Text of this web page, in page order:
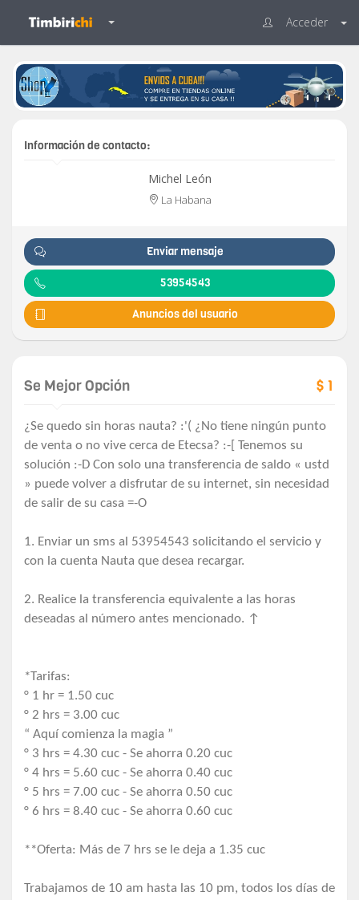
Acceder
Información de contacto:
Michel León
La Habana
Enviar mensaje
53954543
Anuncios del usuario
Se Mejor Opción $ 1
¿Se quedo sin horas nauta? :'( ¿No tiene ningún punto
de venta o no vive cerca de Etecsa? :-[ Tenemos su
solución :-D Con solo una transferencia de saldo « ustd
» puede volver a disfrutar de su internet, sin necesidad
de salir de su casa =-O
1. Enviar un sms al 53954543 solicitando el servicio y
con la cuenta Nauta que desea recargar.
2. Realice la transferencia equivalente a las horas
deseadas al número antes mencionado. ↑
*Tarifas:
° 1 hr = 1.50 cuc
° 2 hrs = 3.00 cuc
“ Aquí comienza la magia ”
° 3 hrs = 4.30 cuc - Se ahorra 0.20 cuc
° 4 hrs = 5.60 cuc - Se ahorra 0.40 cuc
° 5 hrs = 7.00 cuc - Se ahorra 0.50 cuc
° 6 hrs = 8.40 cuc - Se ahorra 0.60 cuc
**Oferta: Más de 7 hrs se le deja a 1.35 cuc
Trabajamos de 10 am hasta las 10 pm, todos los días de